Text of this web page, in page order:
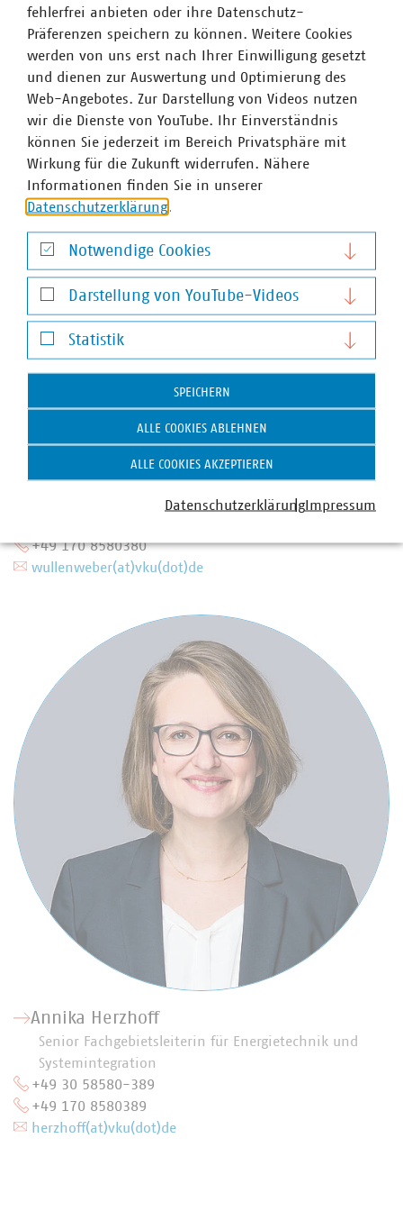
Ansprechpartner
Jan Wullenweber
Bereichsleiter Energiesystem und Energieerzeugung
+49 170 8580380
wullenweber(at)vku(dot)de
Annika Herzhoff
Senior Fachgebietsleiterin für Energietechnik und
Systemintegration
+49 30 58580-389
+49 170 8580389
herzhoff(at)vku(dot)de
fehlerfrei anbieten oder ihre Datenschutz-
Präferenzen speichern zu können. Weitere Cookies
werden von uns erst nach Ihrer Einwilligung gesetzt
und dienen zur Auswertung und Optimierung des
Web-Angebotes. Zur Darstellung von Videos nutzen
wir die Dienste von YouTube. Ihr Einverständnis
können Sie jederzeit im Bereich Privatsphäre mit
Wirkung für die Zukunft widerrufen. Nähere
Informationen finden Sie in unserer
Datenschutzerklärung.
Notwendige Cookies
Notwendige Cookies
Darstellung von YouTube-Videos
Darstellung von YouTube-Videos
Statistik
Statistik
SPEICHERN
ALLE COOKIES ABLEHNEN
ALLE COOKIES AKZEPTIEREN
DatenschutzerklärungImpressum